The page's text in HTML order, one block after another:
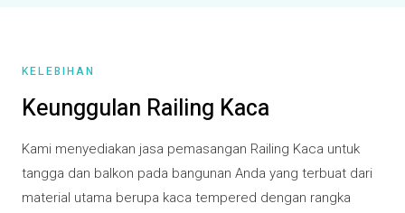
KELEBIHAN
Keunggulan Railing Kaca
Kami menyediakan jasa pemasangan Railing Kaca untuk
tangga dan balkon pada bangunan Anda yang terbuat dari
material utama berupa kaca tempered dengan rangka